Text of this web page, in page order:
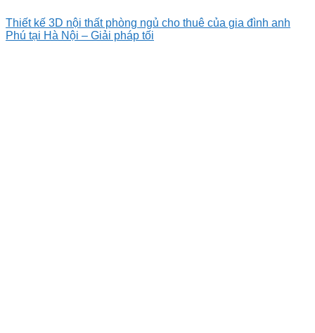
Thiết kế 3D nội thất phòng ngủ cho thuê của gia đình anh
Phú tại Hà Nội – Giải pháp tối